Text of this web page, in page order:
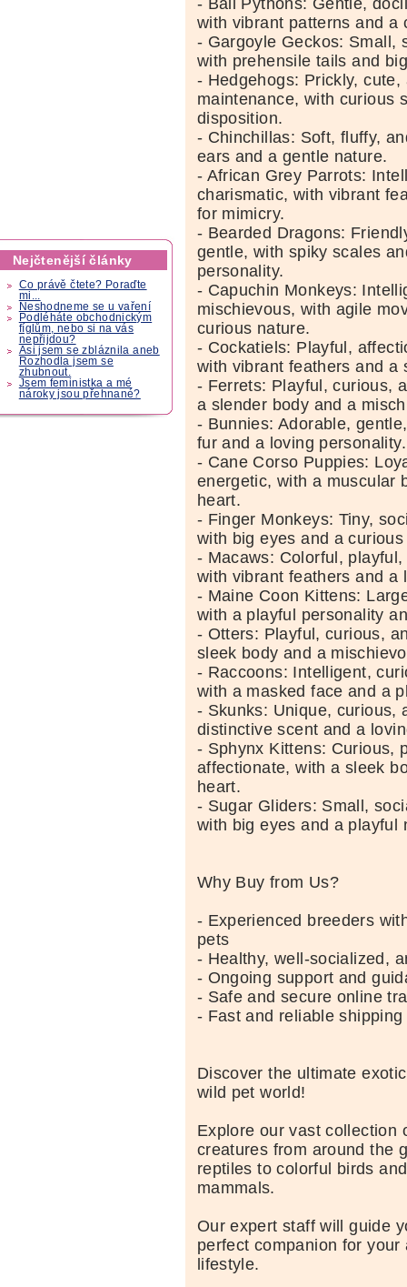
Nejčtenější články
Co právě čtete? Poraďte
mi...
Neshodneme se u vaření
Podléháte obchodnickým
fíglům, nebo si na vás
nepřijdou?
Asi jsem se zbláznila aneb
Rozhodla jsem se
zhubnout.
Jsem feministka a mé
nároky jsou přehnané?
- Ball Pythons: Gentle,
with vibrant patterns and a
- Gargoyle Geckos: Small,
with prehensile tails and
- Hedgehogs: Prickly, cute,
maintenance, with curious
disposition.
- Chinchillas: Soft, fluffy,
ears and a gentle nature.
- African Grey Parrots:
charismatic, with vibrant
for mimicry.
- Bearded Dragons:
gentle, with spiky scales
personality.
- Capuchin Monkeys:
mischievous, with agile
curious nature.
- Cockatiels: Playful,
with vibrant feathers and a
- Ferrets: Playful, curious,
a slender body and a
- Bunnies: Adorable,
fur and a loving personality.
- Cane Corso Puppies:
energetic, with a muscular
heart.
- Finger Monkeys: Tiny,
with big eyes and a
- Macaws: Colorful,
with vibrant feathers and a
- Maine Coon Kittens:
with a playful personality
- Otters: Playful, curious,
sleek body and a
- Raccoons: Intelligent,
with a masked face and a
- Skunks: Unique, curious,
distinctive scent and a
- Sphynx Kittens: Curious,
affectionate, with a sleek
heart.
- Sugar Gliders: Small,
with big eyes and a playful
Why Buy from Us?
- Experienced breeders
pets
- Healthy, well-socialized,
- Ongoing support and
- Safe and secure online
- Fast and reliable shipping
Discover the ultimate
wild pet world!
Explore our vast collection
creatures from around the
reptiles to colorful birds
mammals.
Our expert staff will guide
perfect companion for your
lifestyle.